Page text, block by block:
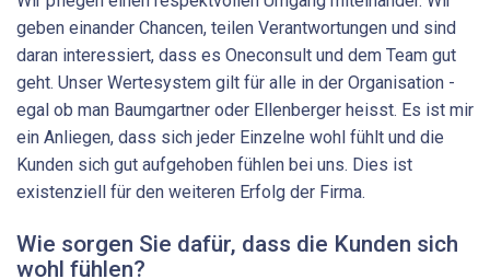
geben einander Chancen, teilen Verantwortungen und sind
daran interessiert, dass es Oneconsult und dem Team gut
geht. Unser Wertesystem gilt für alle in der Organisation -
egal ob man Baumgartner oder Ellenberger heisst. Es ist mir
ein Anliegen, dass sich jeder Einzelne wohl fühlt und die
Kunden sich gut aufgehoben fühlen bei uns. Dies ist
existenziell für den weiteren Erfolg der Firma.
Wie sorgen Sie dafür, dass die Kunden sich
wohl fühlen?